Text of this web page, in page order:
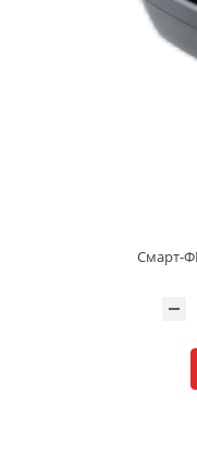
Смарт-